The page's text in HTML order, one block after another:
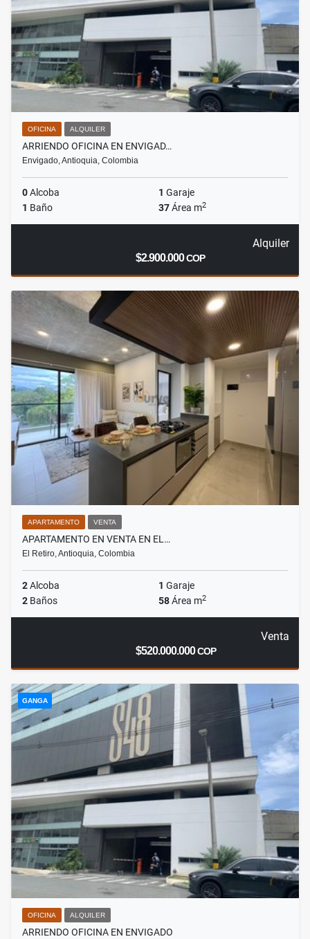
OFICINA ALQUILER
ARRIENDO OFICINA EN ENVIGAD…
Envigado, Antioquia, Colombia
0Alcoba 1 Garaje
1 Baño 37Área m2
Alquiler
$2.900.000COP
APARTAMENTO VENTA
APARTAMENTO EN VENTA EN EL…
El Retiro, Antioquia, Colombia
2Alcoba 1 Garaje
2 Baños 58Área m2
Venta
$520.000.000COP
GANGA
OFICINA ALQUILER
ARRIENDO OFICINA EN ENVIGADO